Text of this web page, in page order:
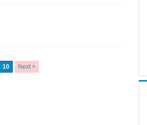
10 Next >